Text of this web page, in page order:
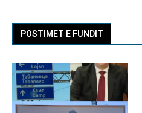
POSTIMET E FUNDIT